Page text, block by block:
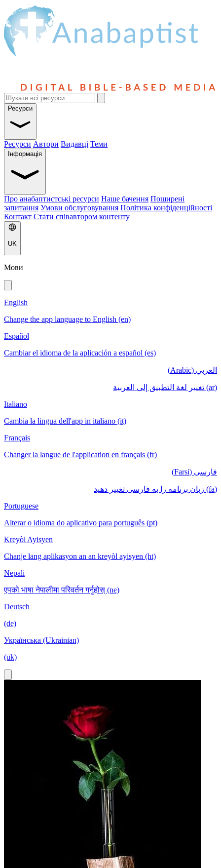
Ресурси
Ресурси Автори Видавці Теми
Інформація
Про анабаптистські ресурси Наше бачення Поширені
запитання Умови обслуговування Політика конфіденційності
Контакт Стати співавтором контенту
UK
Мови
English
Change the app language to English (en)
Español
Cambiar el idioma de la aplicación a español (es)
العربي (Arabic)
(ar) تغيير لغة التطبيق إلى العربية
Italiano
Cambia la lingua dell'app in italiano (it)
Français
Changer la langue de l'application en français (fr)
فارسی (Farsi)
(fa) زبان برنامه را به فارسی تغییر دهید
Portuguese
Alterar o idioma do aplicativo para português (pt)
Kreyòl Ayisyen
Chanje lang aplikasyon an an kreyòl ayisyen (ht)
Nepali
एपको भाषा नेपालीमा परिवर्तन गर्नुहोस् (ne)
Deutsch
(de)
Українська (Ukrainian)
(uk)